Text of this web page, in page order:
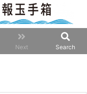
Next Search